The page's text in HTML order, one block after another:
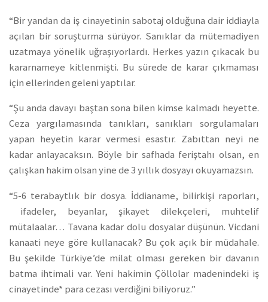
“Bir yandan da iş cinayetinin sabotaj olduğuna dair iddiayla
açılan bir soruşturma sürüyor. Sanıklar da mütemadiyen
uzatmaya yönelik uğraşıyorlardı. Herkes yazın çıkacak bu
kararnameye kitlenmişti. Bu sürede de karar çıkmaması
için ellerinden geleni yaptılar.
“Şu anda davayı baştan sona bilen kimse kalmadı heyette.
Ceza yargılamasında tanıkları, sanıkları sorgulamaları
yapan heyetin karar vermesi esastır. Zabıttan neyi ne
kadar anlayacaksın. Böyle bir safhada feriştahı olsan, en
çalışkan hakim olsan yine de 3 yıllık dosyayı okuyamazsın.
“5-6 terabaytlık bir dosya. İddianame, bilirkişi raporları,
ifadeler, beyanlar, şikayet dilekçeleri, muhtelif
mütalaalar… Tavana kadar dolu dosyalar düşünün. Vicdani
kanaati neye göre kullanacak? Bu çok açık bir müdahale.
Bu şekilde Türkiye’de milat olması gereken bir davanın
batma ihtimali var. Yeni hakimin Çöllolar madenindeki iş
cinayetinde* para cezası verdiğini biliyoruz.”